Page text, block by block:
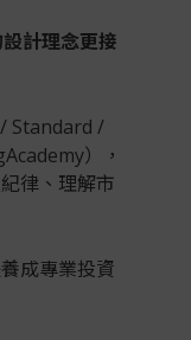
計理念更接
Standard /
），
律、理解市
成專業投資